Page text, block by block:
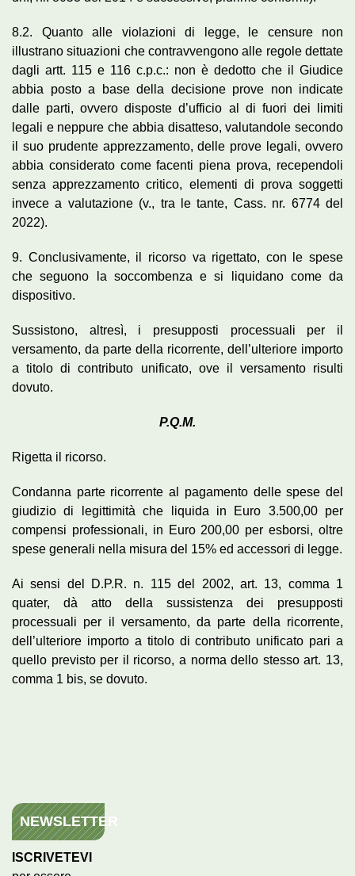
8.2. Quanto alle violazioni di legge, le censure non
illustrano situazioni che contravvengono alle regole dettate
dagli artt. 115 e 116 c.p.c.: non è dedotto che il Giudice
abbia posto a base della decisione prove non indicate
dalle parti, ovvero disposte d’ufficio al di fuori dei limiti
legali e neppure che abbia disatteso, valutandole secondo
il suo prudente apprezzamento, delle prove legali, ovvero
abbia considerato come facenti piena prova, recependoli
senza apprezzamento critico, elementi di prova soggetti
invece a valutazione (v., tra le tante, Cass. nr. 6774 del
2022).
9. Conclusivamente, il ricorso va rigettato, con le spese
che seguono la soccombenza e si liquidano come da
dispositivo.
Sussistono, altresì, i presupposti processuali per il
versamento, da parte della ricorrente, dell’ulteriore importo
a titolo di contributo unificato, ove il versamento risulti
dovuto.
P.Q.M.
Rigetta il ricorso.
Condanna parte ricorrente al pagamento delle spese del
giudizio di legittimità che liquida in Euro 3.500,00 per
compensi professionali, in Euro 200,00 per esborsi, oltre
spese generali nella misura del 15% ed accessori di legge.
Ai sensi del D.P.R. n. 115 del 2002, art. 13, comma 1
quater, dà atto della sussistenza dei presupposti
processuali per il versamento, da parte della ricorrente,
dell’ulteriore importo a titolo di contributo unificato pari a
quello previsto per il ricorso, a norma dello stesso art. 13,
comma 1 bis, se dovuto.
NEWSLETTER
ISCRIVETEVI